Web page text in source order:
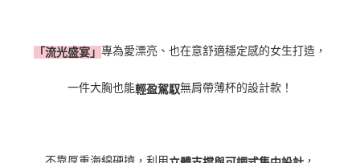
「流光盛宴」 專為愛漂亮、也在意舒適穩定感的女生打造，
一件大胸也能輕盈駕馭無肩帶薄杯的設計款！